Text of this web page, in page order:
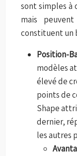
sont simples
mais
constituent un
Position-
modèles
élevé de
points de
Shape
dernier,
les autres